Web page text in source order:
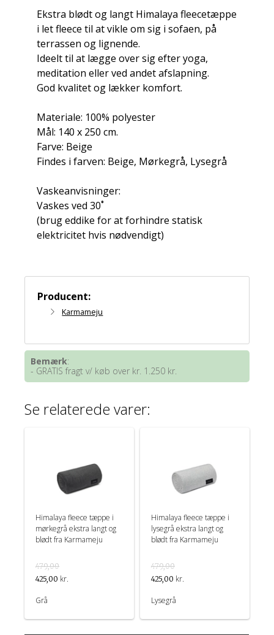
Ekstra blødt og langt Himalaya fleecetæppe
i let fleece til at vikle om sig i sofaen, på
terrassen og lignende.
Ideelt til at lægge over sig efter yoga,
meditation eller ved andet afslapning.
God kvalitet og lækker komfort.
Materiale: 100% polyester
Mål: 140 x 250 cm.
Farve: Beige
Findes i farven: Beige, Mørkegrå, Lysegrå
Vaskeanvisninger:
Vaskes ved 30˚
(brug eddike for at forhindre statisk
elektricitet hvis nødvendigt)
Producent:
Karmameju
Bemærk:
- GRATIS fragt v/ køb over kr. 1.250 kr.
Se relaterede varer:
Himalaya fleece tæppe i
mørkegrå ekstra langt og
blødt fra Karmameju
479,00
425,00 kr.
Grå
Himalaya fleece tæppe i
lysegrå ekstra langt og
blødt fra Karmameju
479,00
425,00 kr.
Lysegrå